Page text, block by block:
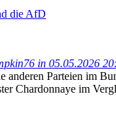
die AfD
in 05.05.2026
anderen Parteien im
Chardonnaye im